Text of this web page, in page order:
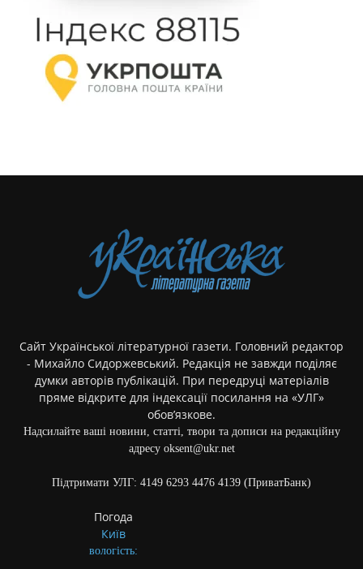
Сайт Української літературної газети. Головний редактор
- Михайло Сидоржевський. Редакція не завжди поділяє
думки авторів публікацій. При передруці матеріалів
пряме відкрите для індексації посилання на «УЛГ»
обов’язкове.
Надсилайте ваші новини, статті, твори та дописи на редакційну
адресу oksent@ukr.net
Підтримати УЛГ: 4149 6293 4476 4139 (ПриватБанк)
Погода
Київ
вологість: